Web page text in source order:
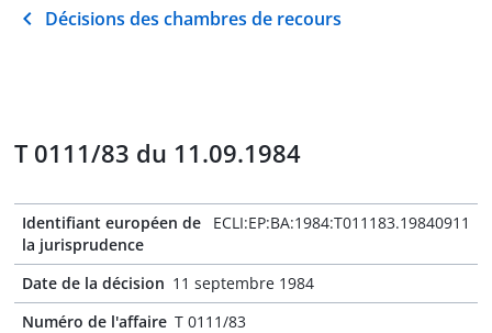
Décisions des chambres de recours
T 0111/83 du 11.09.1984
Identifiant européen de
la jurisprudence
ECLI:EP:BA:1984:T011183.19840911
Date de la décision 11 septembre 1984
Numéro de l'affaire T 0111/83